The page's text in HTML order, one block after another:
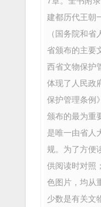
建都历代王朝
（国务院和
省颁布的主要
西省文物保护
体现了人民政
保护管理条例
颁布的最为重
是唯一由省人
规。为了方便
供阅读时对照
色图片，均从
少数是有关文